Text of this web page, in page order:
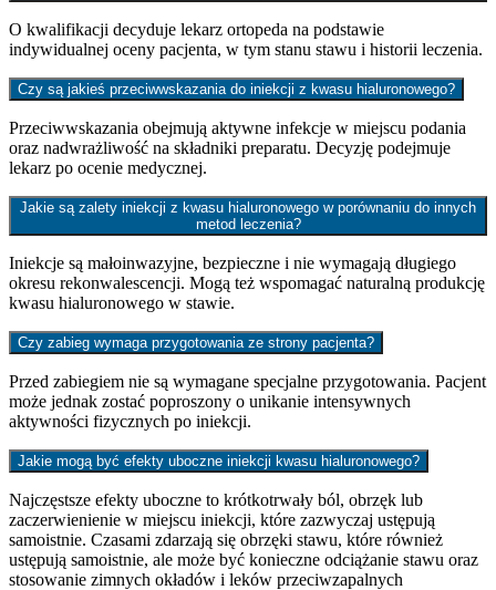
O kwalifikacji decyduje lekarz ortopeda na podstawie
indywidualnej oceny pacjenta, w tym stanu stawu i historii leczenia.
Czy są jakieś przeciwwskazania do iniekcji z kwasu hialuronowego?
Przeciwwskazania obejmują aktywne infekcje w miejscu podania
oraz nadwrażliwość na składniki preparatu. Decyzję podejmuje
lekarz po ocenie medycznej.
Jakie są zalety iniekcji z kwasu hialuronowego w porównaniu do innych
metod leczenia?
Iniekcje są małoinwazyjne, bezpieczne i nie wymagają długiego
okresu rekonwalescencji. Mogą też wspomagać naturalną produkcję
kwasu hialuronowego w stawie.
Czy zabieg wymaga przygotowania ze strony pacjenta?
Przed zabiegiem nie są wymagane specjalne przygotowania. Pacjent
może jednak zostać poproszony o unikanie intensywnych
aktywności fizycznych po iniekcji.
Jakie mogą być efekty uboczne iniekcji kwasu hialuronowego?
Najczęstsze efekty uboczne to krótkotrwały ból, obrzęk lub
zaczerwienienie w miejscu iniekcji, które zazwyczaj ustępują
samoistnie. Czasami zdarzają się obrzęki stawu, które również
ustępują samoistnie, ale może być konieczne odciążanie stawu oraz
stosowanie zimnych okładów i leków przeciwzapalnych